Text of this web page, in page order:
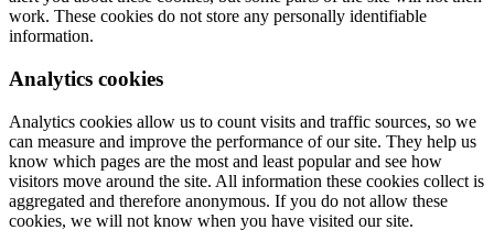
work. These cookies do not store any personally identifiable
information.
Analytics cookies
Analytics cookies allow us to count visits and traffic sources, so we
can measure and improve the performance of our site. They help us
know which pages are the most and least popular and see how
visitors move around the site. All information these cookies collect is
aggregated and therefore anonymous. If you do not allow these
cookies, we will not know when you have visited our site.